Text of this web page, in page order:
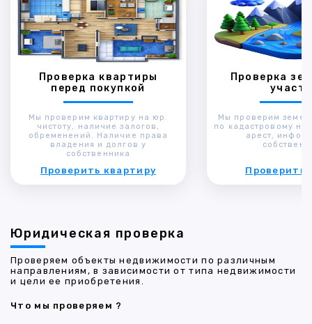
Проверка квартиры
перед покупкой
Мы проверим квартиру на юр.
чистоту, наличие залогов,
обременений. Наличие права
владения и долгов у
собственника
Проверить квартиру
Проверка
Мы проверим
по кадастровому
арест,
Проверить
Юридическая проверка
Проверяем объекты недвижимости по различным
направлениям, в зависимости от типа недвижимости
и цели ее приобретения.
Что мы проверяем ?